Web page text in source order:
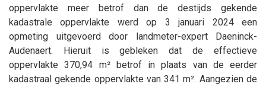
oppervlakte meer betrof dan de destijds gekende
kadastrale oppervlakte werd op 3 januari 2024 een
opmeting uitgevoerd door landmeter-expert Daeninck-
Audenaert. Hieruit is gebleken dat de effectieve
oppervlakte 370,94 m² betrof in plaats van de eerder
kadastraal gekende oppervlakte van 341 m². Aangezien de